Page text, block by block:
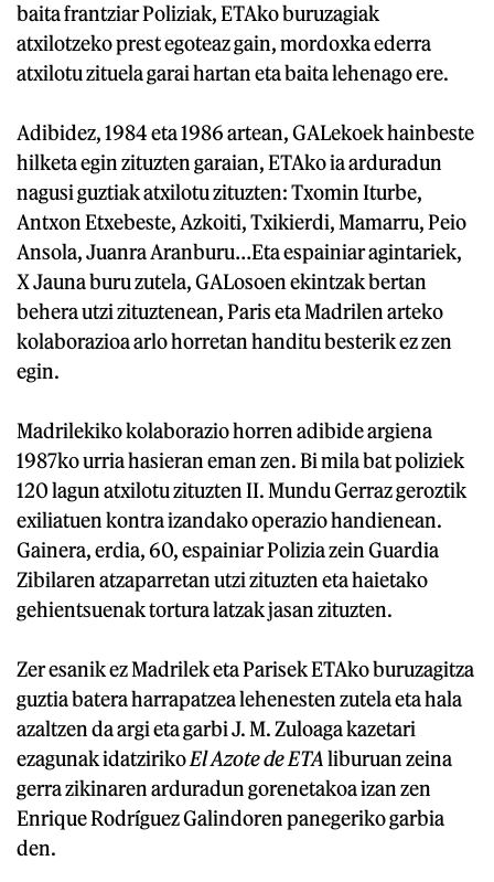
baita frantziar Poliziak, ETAko buruzagiak
atxilotzeko prest egoteaz gain, mordoxka ederra
atxilotu zituela garai hartan eta baita lehenago ere.
Adibidez, 1984 eta 1986 artean, GALekoek hainbeste
hilketa egin zituzten garaian, ETAko ia arduradun
nagusi guztiak atxilotu zituzten: Txomin Iturbe,
Antxon Etxebeste, Azkoiti, Txikierdi, Mamarru, Peio
Ansola, Juanra Aranburu…Eta espainiar agintariek,
X Jauna buru zutela, GALosoen ekintzak bertan
behera utzi zituztenean, Paris eta Madrilen arteko
kolaborazioa arlo horretan handitu besterik ez zen
egin.
Madrilekiko kolaborazio horren adibide argiena
1987ko urria hasieran eman zen. Bi mila bat poliziek
120 lagun atxilotu zituzten II. Mundu Gerraz geroztik
exiliatuen kontra izandako operazio handienean.
Gainera, erdia, 60, espainiar Polizia zein Guardia
Zibilaren atzaparretan utzi zituzten eta haietako
gehientsuenak tortura latzak jasan zituzten.
Zer esanik ez Madrilek eta Parisek ETAko buruzagitza
guztia batera harrapatzea lehenesten zutela eta hala
azaltzen da argi eta garbi J. M. Zuloaga kazetari
ezagunak idatzirikoEl Azote de ETA liburuan zeina
gerra zikinaren arduradun gorenetakoa izan zen
Enrique Rodríguez Galindoren panegeriko garbia
den.